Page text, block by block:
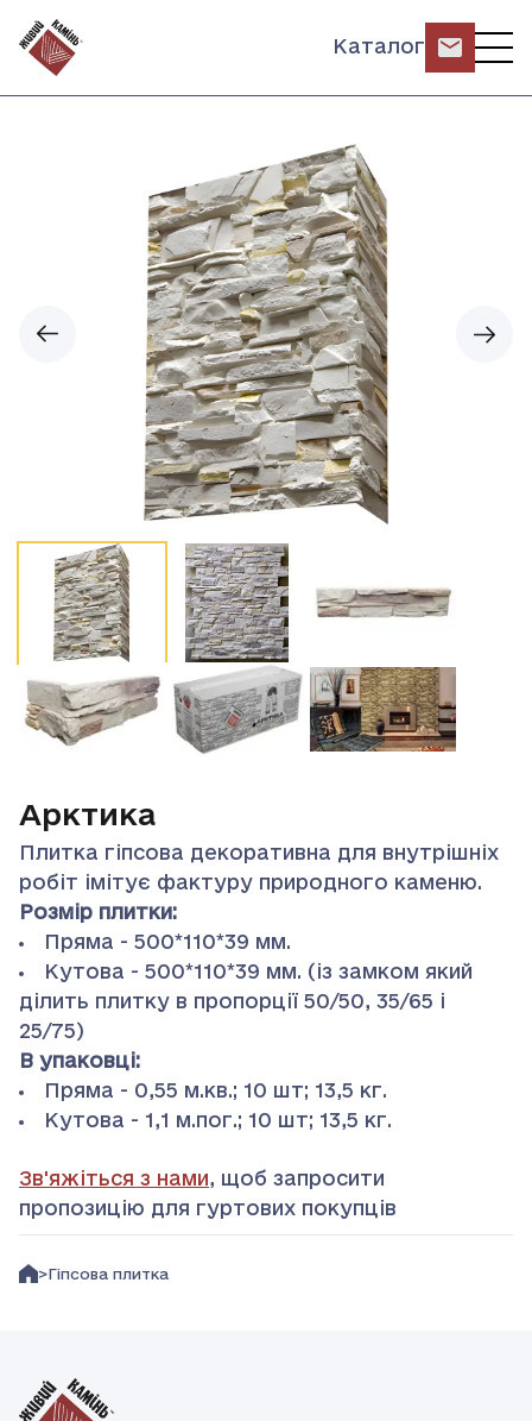
Каталог
Арктика
Плитка гіпсова декоративна для внутрішніх
робіт імітує фактуру природного каменю.
Розмір плитки:
Пряма - 500*110*39 мм.
Кутова - 500*110*39 мм. (із замком який
ділить плитку в пропорції 50/50, 35/65 і
25/75)
В упаковці:
Пряма - 0,55 м.кв.; 10 шт; 13,5 кг.
Кутова - 1,1 м.пог.; 10 шт; 13,5 кг.
Зв'яжіться з нами, щоб запросити
пропозицію для гуртових покупців
Гіпсова плитка